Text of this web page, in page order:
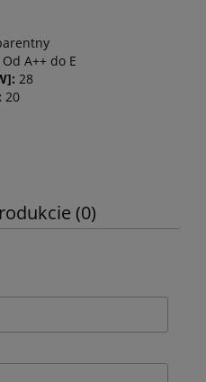
Od A++ do E
28
20
(0)